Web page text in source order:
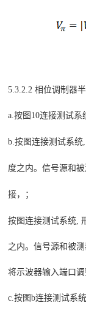
5.3.2.2 相位调制器
a.按图 10连接测试系
b.按图连接测试系统,
度之内。信号源和
接， ；
按图连接测试系统,
之内。信号源和被
将示波器输入端口
c.按图b连接测试系统